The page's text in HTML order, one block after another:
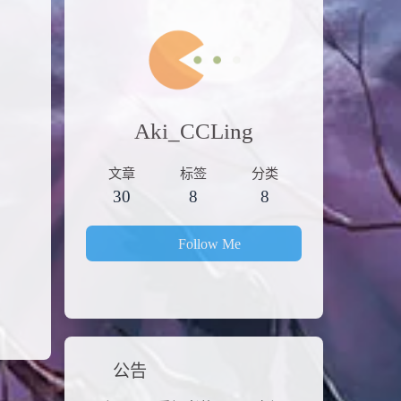
Aki_CCLing
文章
30
标签
8
分类
8
Follow Me
公告